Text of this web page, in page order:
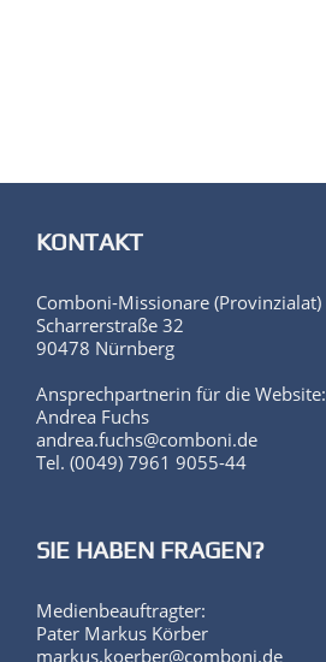
KONTAKT
Comboni-Missionare (Provinzialat)
Scharrerstraße 32
90478 Nürnberg
Ansprechpartnerin für die Website:
Andrea Fuchs
andrea.fuchs@comboni.de
Tel. (0049) 7961 9055-44
SIE HABEN FRAGEN?
Medienbeauftragter:
Pater Markus Körber
markus.koerber@comboni.de